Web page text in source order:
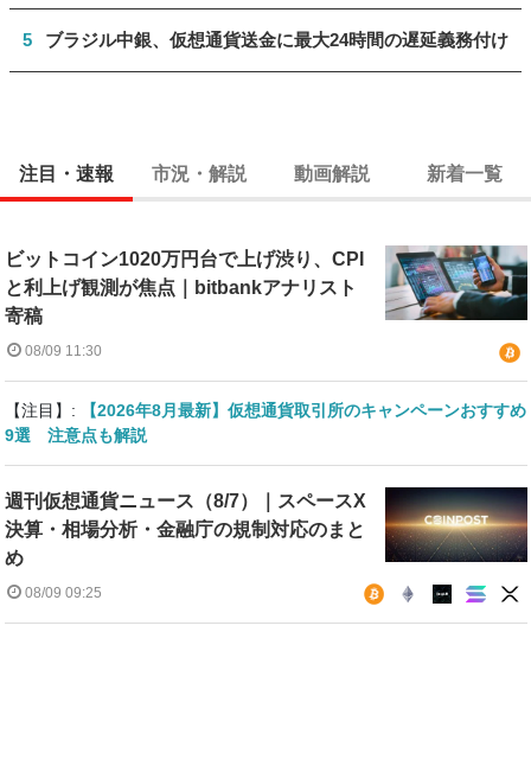
5 ブラジル中銀、仮想通貨送金に最大24時間の遅延義務付け
注目・速報 市況・解説 動画解説 新着一覧
ビットコイン1020万円台で上げ渋り、CPI
と利上げ観測が焦点｜bitbankアナリスト
寄稿
08/09 11:30
【注目】:
【2026年8月最新】仮想通貨取引所のキャンペーンおすすめ
9選 注意点も解説
週刊仮想通貨ニュース（8/7）｜スペースX
決算・相場分析・金融庁の規制対応のまと
め
08/09 09:25